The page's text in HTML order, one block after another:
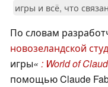
игры и всё, что
По словам
новозеландской
игры« : World of
помощью Claude